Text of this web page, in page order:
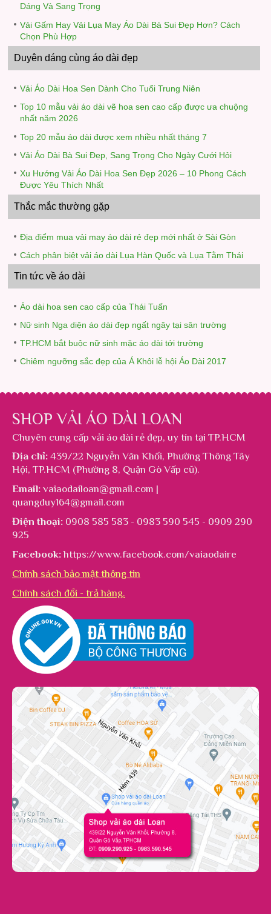
Dáng Và Sang Trọng
Vải Gấm Hay Vải Lụa May Áo Dài Bà Sui Đẹp Hơn? Cách
Chọn Phù Hợp
Duyên dáng cùng áo dài đẹp
Vải Áo Dài Hoa Sen Dành Cho Tuổi Trung Niên
Top 10 mẫu vải áo dài vẽ hoa sen cao cấp được ưa chuộng
nhất năm 2026
Top 20 mẫu áo dài được xem nhiều nhất tháng 7
Vải Áo Dài Bà Sui Đẹp, Sang Trọng Cho Ngày Cưới Hỏi
Xu Hướng Vải Áo Dài Hoa Sen Đẹp 2026 – 10 Phong Cách
Được Yêu Thích Nhất
Thắc mắc thường gặp
Địa điểm mua vải may áo dài rẻ đẹp mới nhất ở Sài Gòn
Cách phân biệt vải áo dài Lụa Hàn Quốc và Lụa Tằm Thái
Tin tức về áo dài
Áo dài hoa sen cao cấp của Thái Tuấn
Nữ sinh Nga diện áo dài đẹp ngất ngây tại sân trường
TP.HCM bắt buộc nữ sinh mặc áo dài tới trường
Chiêm ngưỡng sắc đẹp của Á Khôi lễ hội Áo Dài 2017
SHOP VẢI ÁO DÀI LOAN
Chuyên cung cấp vải áo dài rẻ đẹp, uy tín tại TP.HCM
Địa chỉ: 439/22 Nguyễn Văn Khối, Phường Thông Tây
Hội, TP.HCM (Phường 8, Quận Gò Vấp cũ).
Email: vaiaodailoan@gmail.com |
quangduy164@gmail.com
Điện thoại: 0908 585 583 - 0983 590 545 - 0909 290
925
Facebook: https://www.facebook.com/vaiaodaire
Chính sách bảo mật thông tin
Chính sách đổi - trả hàng.